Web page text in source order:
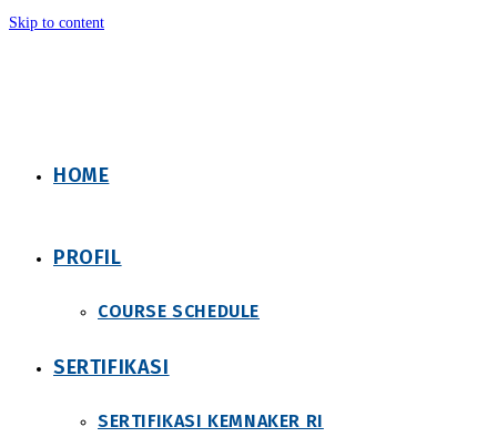
Skip to content
HOME
PROFIL
COURSE SCHEDULE
SERTIFIKASI
SERTIFIKASI KEMNAKER RI